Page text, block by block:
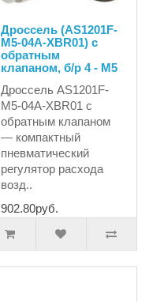
Дроссель (AS1201F-
M5-04A-XBR01) с
обратным
клапаном, б/р 4 - М5
Дроссель AS1201F-
M5-04A-XBR01 с
обратным клапаном
— компактный
пневматический
регулятор расхода
возд..
902.80руб.